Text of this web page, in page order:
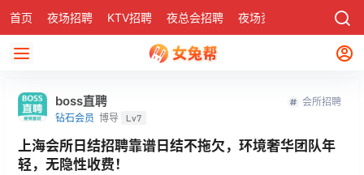
首页 夜场招聘 KTV招聘 夜总会招聘 夜场资讯 社区
boss直聘
钻石会员 博导 Lv7
会所招聘
上海会所日结招聘靠谱日结不拖欠，环境奢华团队年
轻，无隐性收费！